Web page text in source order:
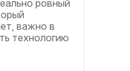
ровный
важно в
технологию
из самых
методов